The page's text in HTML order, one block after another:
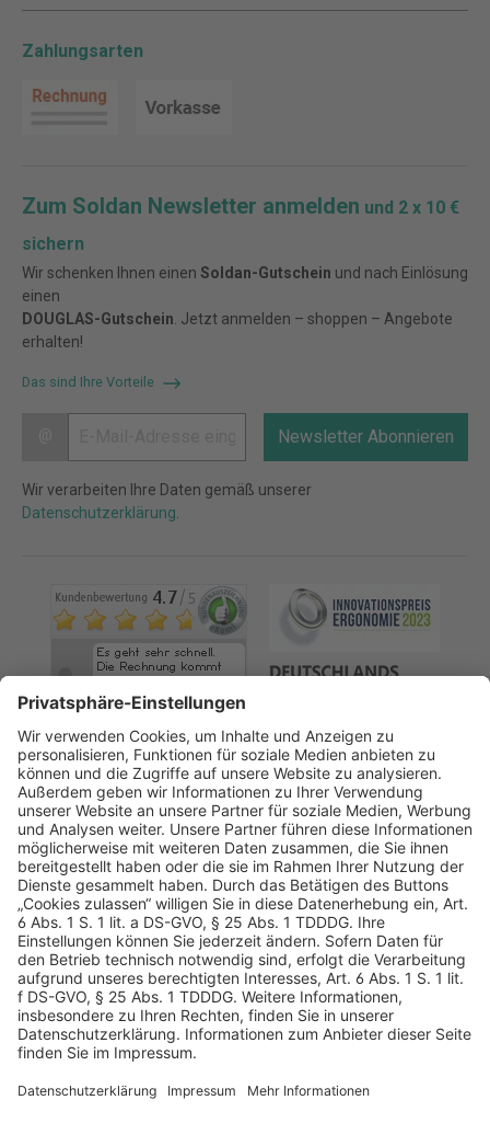
Zahlungsarten
Zum Soldan Newsletter anmelden und 2 x 10 €
sichern
Wir schenken Ihnen einen Soldan-Gutschein und nach Einlösung
einen
DOUGLAS-Gutschein . Jetzt anmelden – shoppen – Angebote
erhalten!
Das sind Ihre Vorteile
Newsletter Abonnieren
Wir verarbeiten Ihre Daten gemäß unserer
Datenschutzerklärung
AGB Datenschutz
Impressum
Sicherheitshinweis
Compliance